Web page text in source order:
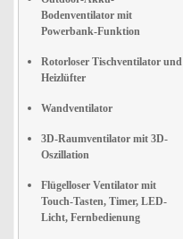
Bodenventilator mit
Powerbank-Funktion
Rotorloser Tischventilator und
Heizlüfter
Wandventilator
3D-Raumventilator mit 3D-
Oszillation
Flügelloser Ventilator mit
Touch-Tasten, Timer, LED-
Licht, Fernbedienung